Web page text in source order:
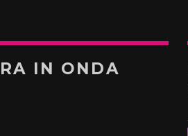
IN ONDA